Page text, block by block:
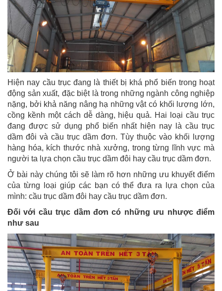
Hiện nay cầu trục đang là thiết bị khá phổ biến trong hoạt
động sản xuất, đặc biệt là trong những ngành công nghiệp
nặng, bởi khả năng nâng hạ những vật có khối lượng lớn,
cồng kềnh một cách dễ dàng, hiệu quả. Hai loại cầu trục
đang được sử dụng phổ biến nhất hiện nay là cầu trục
dầm đôi và cầu trục dầm đơn. Tùy thuộc vào khối lượng
hàng hóa, kích thước nhà xưởng, trong từng lĩnh vực mà
người ta lựa chọn cầu trục dầm đôi hay cầu trục dầm đơn.
Ở bài này chúng tôi sẽ làm rõ hơn những ưu khuyết điểm
của từng loại giúp các bạn có thể đưa ra lựa chọn của
mình: cầu trục dầm đôi hay cầu trục dầm đơn.
Đối với cầu trục dầm đơn có những ưu nhược điểm
như sau